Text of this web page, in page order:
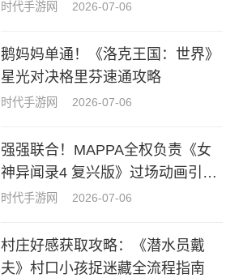
时代手游网 2026-07-06
鹅妈妈单通！《洛克王国：世界》
星光对决格里芬速通攻略
时代手游网 2026-07-06
强强联合！MAPPA全权负责《女
神异闻录4 复兴版》过场动画引热
议
时代手游网 2026-07-06
村庄好感获取攻略：《潜水员戴
夫》村口小孩捉迷藏全流程指南